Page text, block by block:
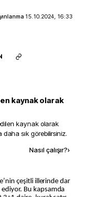
15.10.2024, 16:33
kaynak olarak
kaynak olarak
sık görebilirsiniz.
Nasıl çalışır?›
Bu kapsamda